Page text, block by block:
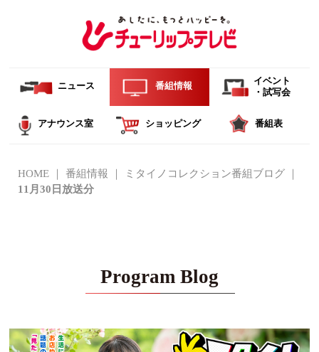
ニュース 番組情報
イベント
・試写会
アナウンス室 ショッピング 番組表
HOME 番組情報
ミタイノコレクション番組ブログ
11月30日放送分
Program Blog